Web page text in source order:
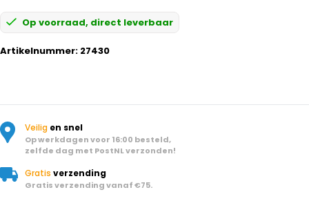
Op voorraad, direct leverbaar
Artikelnummer: 27430
Veilig en snel
Op werkdagen voor 16:00 besteld,
zelfde dag met PostNL verzonden!
Gratis verzending
Gratis verzending vanaf €75.